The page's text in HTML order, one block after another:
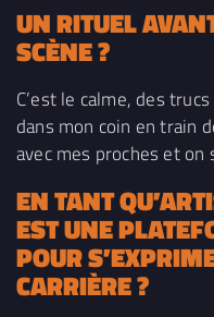
UN RITUEL
SCÈNE ?
C’est le calme, des
dans mon coin en train
avec mes proches et on
EN TANT
EST UNE
POUR
CARRIÈRE ?